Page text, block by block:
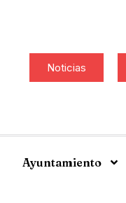
Noticias
Ayuntamiento